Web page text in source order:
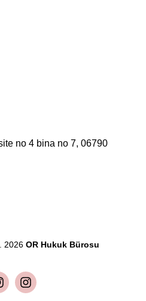
no 4 bina no 7, 06790
2026 OR Hukuk Bürosu